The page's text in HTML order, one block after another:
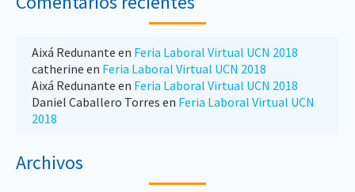
Aixá Redunante en Feria Laboral Virtual UCN 2018
catherine en Feria Laboral Virtual UCN 2018
Aixá Redunante en Feria Laboral Virtual UCN 2018
Daniel Caballero Torres en Feria Laboral Virtual UCN
2018
Archivos